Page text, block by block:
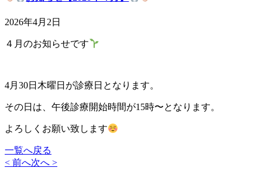
2026年4月2日
４月のお知らせです
4月30日木曜日が診療日となります。
その日は、午後診療開始時間が15時〜となります。
よろしくお願い致します
一覧へ戻る
< 前へ次へ >